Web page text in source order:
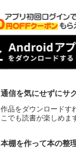
通信を気にせずにサ
作品をダウンロードす
こでも読書が楽しめま
本棚を作って本の整